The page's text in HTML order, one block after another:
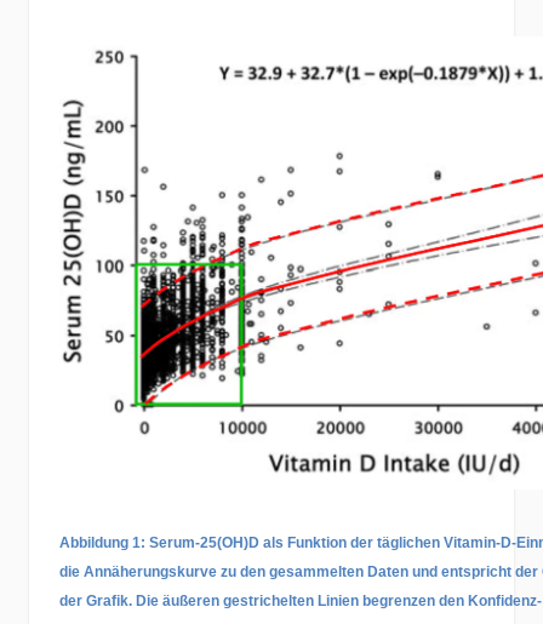
Abbildung 1: Serum-25(OH)D als Funktion der täglichen Vitamin-D-
die Annäherungskurve zu den gesammelten Daten und entspricht der
der Grafik. Die äußeren gestrichelten Linien begrenzen den